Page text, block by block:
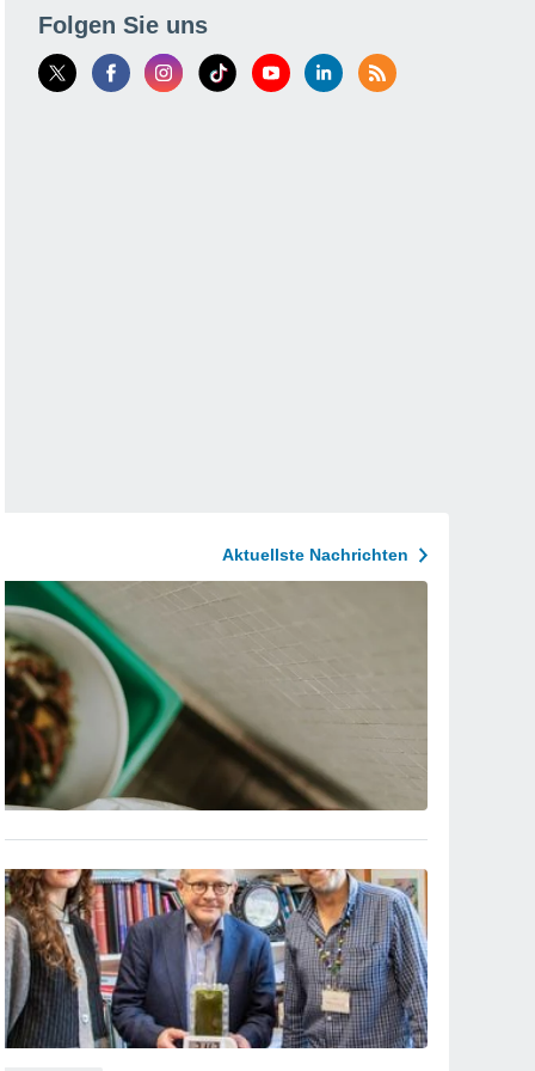
Folgen Sie uns
Aktuellste Nachrichten